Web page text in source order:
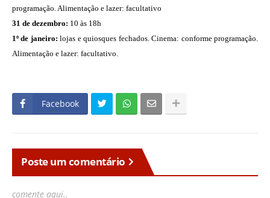
programação. Alimentação e lazer: facultativo
31 de dezembro: 10 às 18h
1º de janeiro: lojas e quiosques fechados. Cinema: conforme programação.
Alimentação e lazer: facultativo.
Facebook
Poste um comentário
comente aqui..